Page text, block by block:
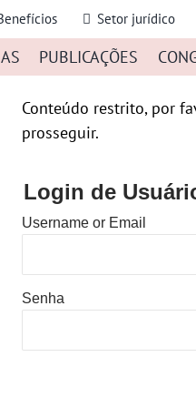
Setor jurídico
PUBLICAÇÕES
Conteúdo restrito, por
prosseguir.
Login de
Username or Email
Senha